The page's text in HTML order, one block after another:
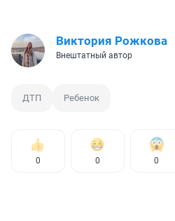
Виктория Рожкова
Внештатный автор
ДТП Ребенок
0 0 0